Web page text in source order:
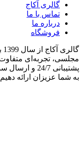
گالری آکاج
تماس با ما
درباره ما
فروشگاه
مجلسی، تجربه‌ای
پشتیبانی 24/
به شما عزیزان ارائه